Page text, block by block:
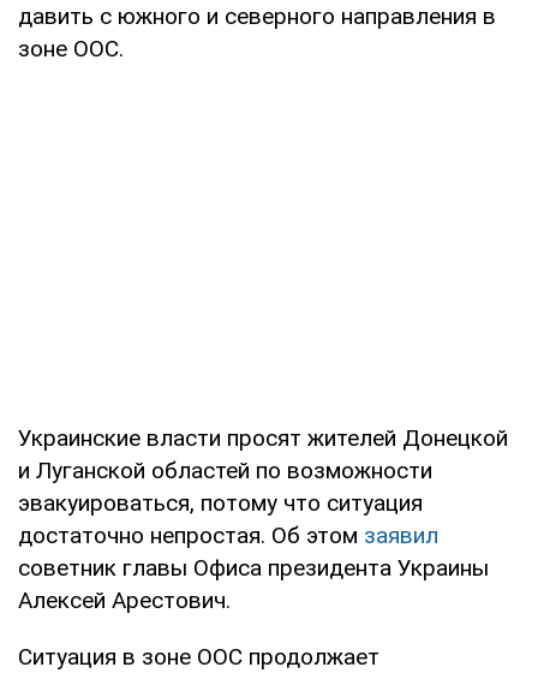
давить с южного и северного направления в
зоне ООС.
Украинские власти просят жителей Донецкой
и Луганской областей по возможности
эвакуироваться, потому что ситуация
достаточно непростая. Об этом заявил
советник главы Офиса президента Украины
Алексей Арестович.
Ситуация в зоне ООС продолжает